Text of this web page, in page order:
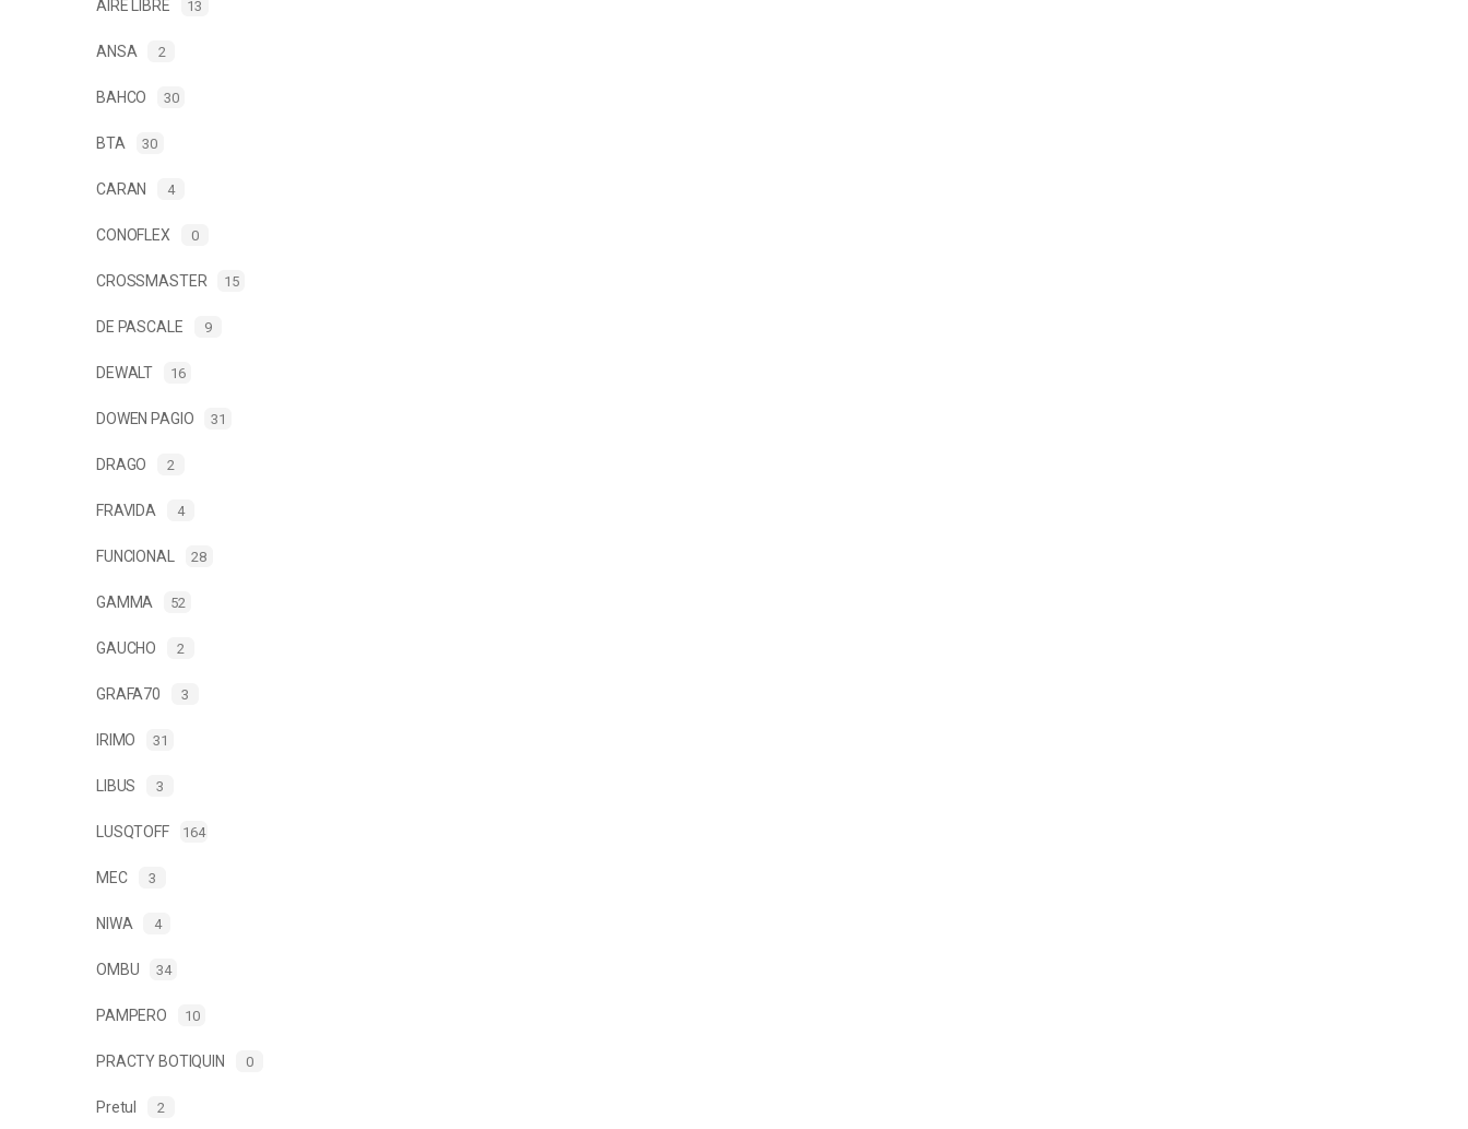
AIRE LIBRE 13
ANSA 2
BAHCO 30
BTA 30
CARAN 4
CONOFLEX 0
CROSSMASTER 15
DE PASCALE 9
DEWALT 16
DOWEN PAGIO 31
DRAGO 2
FRAVIDA 4
FUNCIONAL 28
GAMMA 52
GAUCHO 2
GRAFA70 3
IRIMO 31
LIBUS 3
LUSQTOFF 164
MEC 3
NIWA 4
OMBU 34
PAMPERO 10
PRACTY BOTIQUIN 0
Pretul 2